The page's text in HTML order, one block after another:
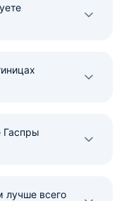
Гаспры
лучше всего